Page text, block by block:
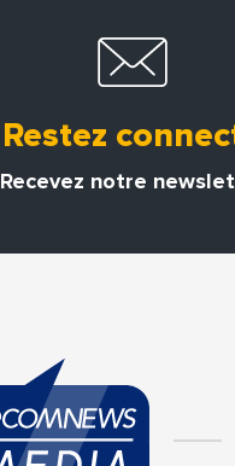
Restez
Recevez notre